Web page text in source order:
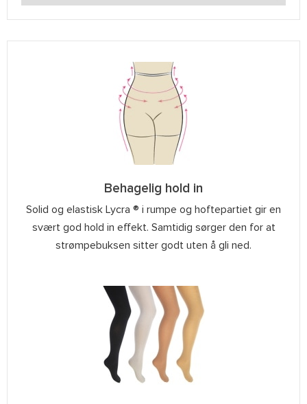
Behagelig hold in
Solid og elastisk Lycra ® i rumpe og hoftepartiet gir en
svært god hold in effekt. Samtidig sørger den for at
strømpebuksen sitter godt uten å gli ned.